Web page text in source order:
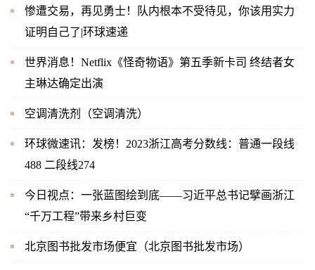
惨遭交易，再见勇士！队内根本不受待见，你该用实力
证明自己了|环球速递
世界消息！Netflix《怪奇物语》第五季新卡司 终结者女
主琳达确定出演
空调清洗剂（空调清洗）
环球微速讯：发榜！2023浙江高考分数线：普通一段线
488 二段线274
今日视点：一张蓝图绘到底——习近平总书记擘画浙江
“千万工程”带来乡村巨变
北京图书批发市场便宜（北京图书批发市场）